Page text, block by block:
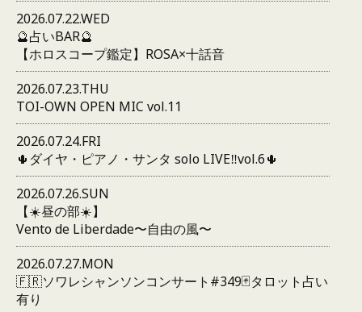
2026.07.22.WED
🔮占いBAR🔮
【ホロスコープ鑑定】ROSA×十話音
2026.07.23.THU
TOI-OWN OPEN MIC vol.11
2026.07.24.FRI
🌵ダイヤ・ピアノ・サンタ solo LIVE‼️vol.6🌵
2026.07.26.SUN
【☀️昼の部☀️】
Vento de Liberdade〜自由の風〜
2026.07.27.MON
🇫🇷ソワレシャンソンコンサート#349🃏タロット占い
有り